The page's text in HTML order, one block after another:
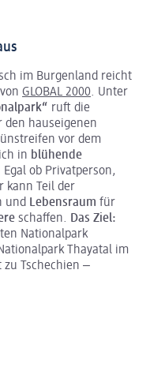
im Burgenland reicht
von GLOBAL 2000. Unter
ruft die
den hauseigenen
vor dem
in blühende
ob Privatperson,
kann Teil der
und Lebensraum für
schaffen. Das Ziel:
Nationalpark
Thayatal im
Tschechien ‒